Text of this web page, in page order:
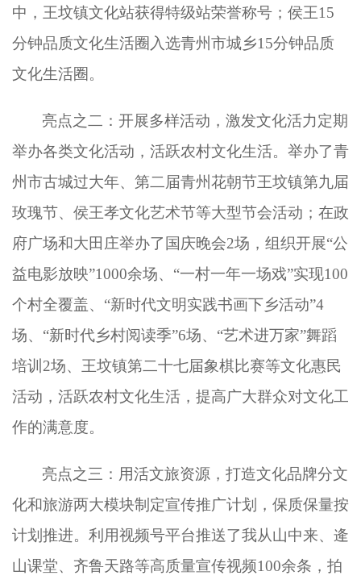
中，王坟镇文化站获得特级站荣誉称号；侯王15
分钟品质文化生活圈入选青州市城乡15分钟品质
文化生活圈。
亮点之二：开展多样活动，激发文化活力定期
举办各类文化活动，活跃农村文化生活。举办了青
州市古城过大年、第二届青州花朝节王坟镇第九届
玫瑰节、侯王孝文化艺术节等大型节会活动；在政
府广场和大田庄举办了国庆晚会2场，组织开展“公
益电影放映”1000余场、“一村一年一场戏”实现100
个村全覆盖、“新时代文明实践书画下乡活动”4
场、“新时代乡村阅读季”6场、“艺术进万家”舞蹈
培训2场、王坟镇第二十七届象棋比赛等文化惠民
活动，活跃农村文化生活，提高广大群众对文化工
作的满意度。
亮点之三：用活文旅资源，打造文化品牌分文
化和旅游两大模块制定宣传推广计划，保质保量按
计划推进。利用视频号平台推送了我从山中来、逄
山课堂、齐鲁天路等高质量宣传视频100余条，拍